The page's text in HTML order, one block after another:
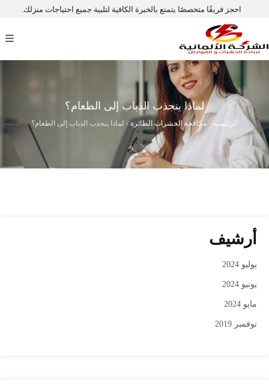
احجز فريقًا متخصصًا يتمتع بالخبرة الكافية لتلبية جميع احتياجات منزلك.
لماذا ينجذب الذباب إلى الطعام؟
الرئيسية› مكافحة الحشرات الطائرة› لماذا ينجذب الذباب إلى الطعام؟
أرشيف
يوليو 2024
يونيو 2024
مايو 2024
نوفمبر 2019